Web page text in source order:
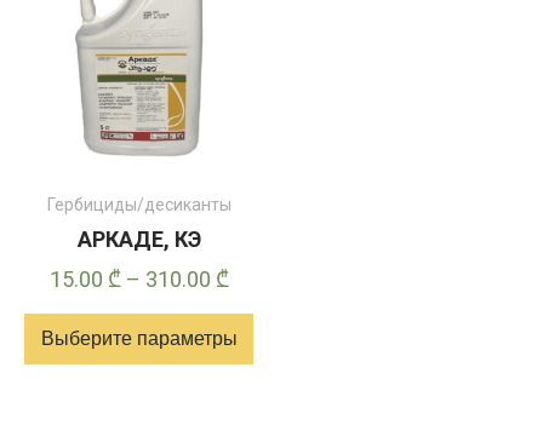
Гербициды/десиканты
АРКАДЕ, КЭ
15.00 ₾ – 310.00 ₾Диапазон
цен:
15.00 ₾
Выберите параметры